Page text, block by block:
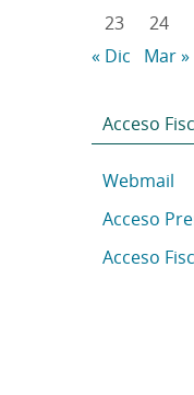
23
24
« Dic
Mar »
Acceso
Webmail
Acceso
Acceso